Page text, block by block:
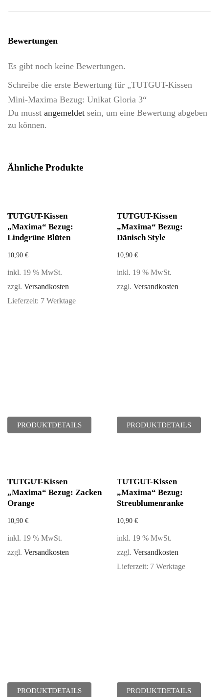
Bewertungen
Es gibt noch keine Bewertungen.
Schreibe die erste Bewertung für „TUTGUT-Kissen
Mini-Maxima Bezug: Unikat Gloria 3“
Du musst angemeldet sein, um eine Bewertung abgeben
zu können.
Ähnliche Produkte
TUTGUT-Kissen
„Maxima“ Bezug:
Lindgrüne Blüten
10,90 €
inkl. 19 % MwSt.
zzgl. Versandkosten
Lieferzeit: 7 Werktage
PRODUKTDETAILS
TUTGUT-Kissen
„Maxima“ Bezug:
Dänisch Style
10,90 €
inkl. 19 % MwSt.
zzgl. Versandkosten
PRODUKTDETAILS
TUTGUT-Kissen
„Maxima“ Bezug: Zacken
Orange
10,90 €
inkl. 19 % MwSt.
zzgl. Versandkosten
PRODUKTDETAILS
TUTGUT-Kissen
„Maxima“ Bezug:
Streublumenranke
10,90 €
inkl. 19 % MwSt.
zzgl. Versandkosten
Lieferzeit: 7 Werktage
PRODUKTDETAILS